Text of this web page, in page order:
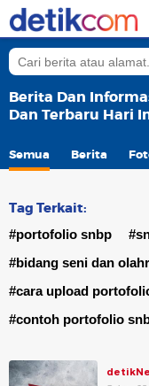
Berita Dan
Dan Terbaru Hari
Semua Berita
Tag Terkait:
#portofolio snbp
#bidang seni dan
#cara upload
#contoh portofolio